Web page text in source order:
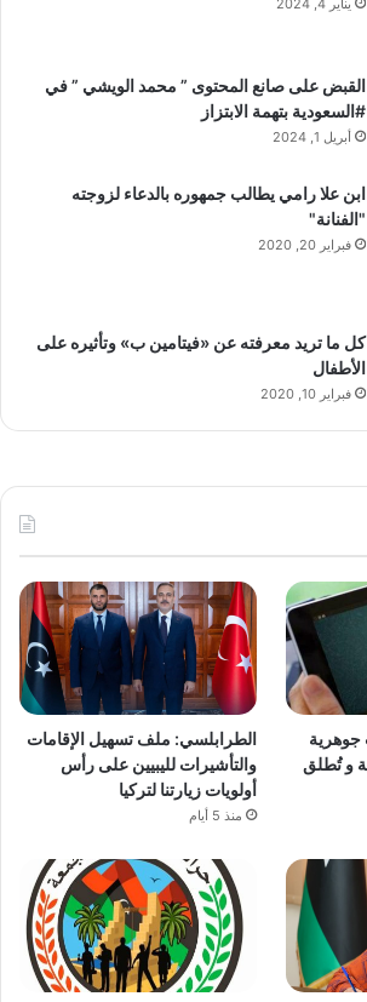
يناير 4, 2024
القبض على صانع المحتوى ” محمد الويشي ” في
#السعودية بتهمة الابتزاز
أبريل 1, 2024
ابن علا رامي يطالب جمهوره بالدعاء لزوجته
"الفنانة"
فبراير 20, 2020
كل ما تريد معرفته عن «فيتامين ب» وتأثيره على
الأطفال
فبراير 10, 2020
جوهرية
و تُطلق
الطرابلسي: ملف تسهيل الإقامات
والتأشيرات لليبيين على رأس
أولويات زيارتنا لتركيا
منذ 5 أيام